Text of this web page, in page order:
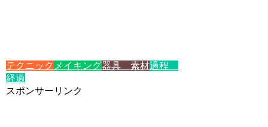
テクニック メイキング器具 素材過程
経過
スポンサーリンク